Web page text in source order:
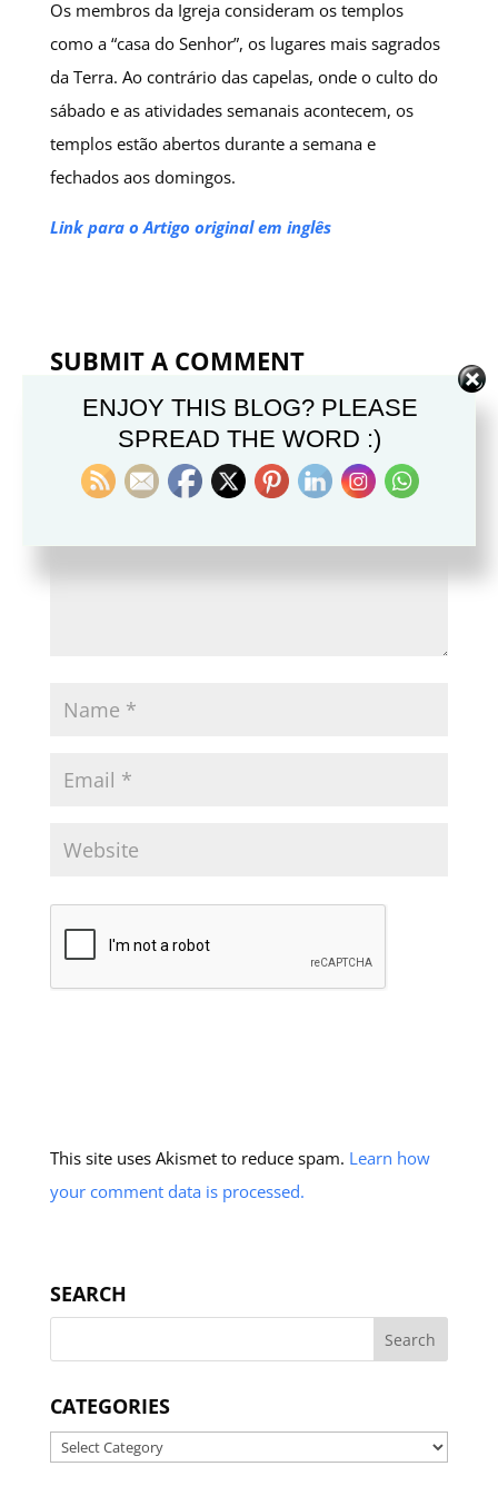
Os membros da Igreja consideram os templos
como a “casa do Senhor”, os lugares mais sagrados
da Terra. Ao contrário das capelas, onde o culto do
sábado e as atividades semanais acontecem, os
templos estão abertos durante a semana e
fechados aos domingos.
Link para o Artigo original em inglês
SUBMIT A COMMENT
Your email address will not be published. Required
fields are marked*
This site uses Akismet to reduce spam. Learn how
your comment data is processed.
SEARCH
CATEGORIES
Categories
ENJOY THIS BLOG? PLEASE
SPREAD THE WORD :)